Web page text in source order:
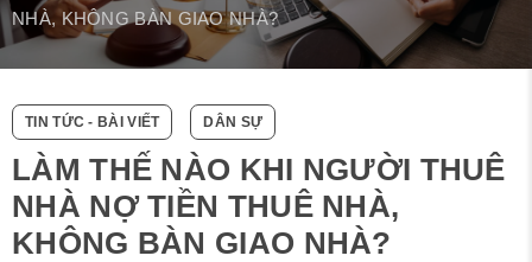
NHÀ, KHÔNG BÀN GIAO NHÀ?
TIN TỨC - BÀI VIẾT DÂN SỰ
LÀM THẾ NÀO KHI NGƯỜI THUÊ
NHÀ NỢ TIỀN THUÊ NHÀ,
KHÔNG BÀN GIAO NHÀ?